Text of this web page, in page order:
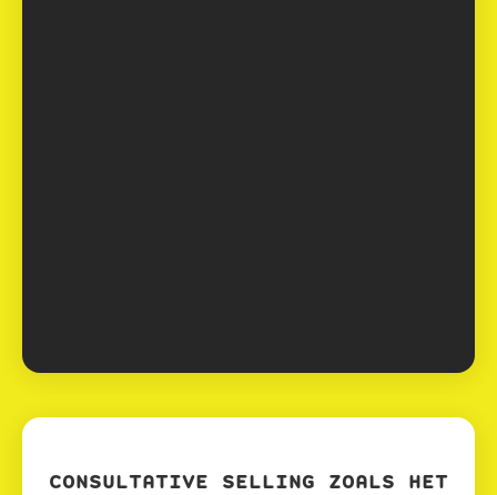
CONSULTATIVE SELLING ZOALS HET